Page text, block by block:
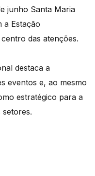
junho Santa Maria
a Estação
das atenções.
destaca a
eventos e, ao mesmo
estratégico para a